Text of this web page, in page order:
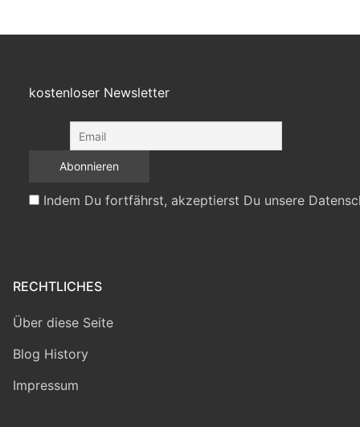
kostenloser Newsletter
Indem Du fortfährst, akzeptierst Du unsere
RECHTLICHES
Über diese Seite
Blog History
Impressum